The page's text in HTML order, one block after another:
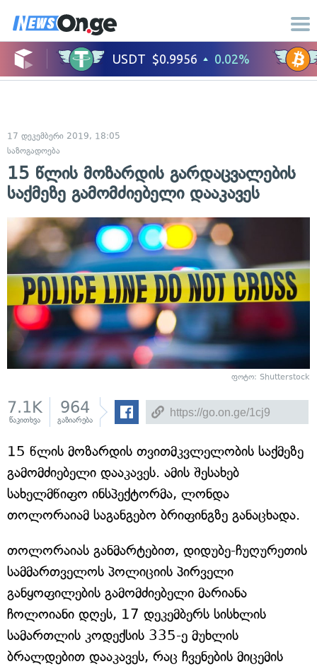
17 დეკემბერი 2019, 18:05
საზოგადოება
15 წლის მოზარდის გარდაცვალების
საქმეზე გამომძიებელი დააკავეს
ფოტო: Shutterstock
7.1K
წაკითხვა
964
გაზიარება
15 წლის მოზარდის თვითმკვლელობის საქმეზე
გამომძიებელი დააკავეს. ამის შესახებ
სახელმწიფო ინსპექტორმა, ლონდა
თოლორაიამ საგანგებო ბრიფინგზე განაცხადა.
თოლორაიას განმარტებით, დიდუბე-ჩუღურეთის
სამმართველოს პოლიციის პირველი
განყოფილების გამომძიებელი მარიანა
ჩოლოიანი დღეს, 17 დეკემბერს სისხლის
სამართლის კოდექსის 335-ე მუხლის
ბრალდებით დააკავეს, რაც ჩვენების მიცემის